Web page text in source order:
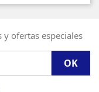
ofertas especiales